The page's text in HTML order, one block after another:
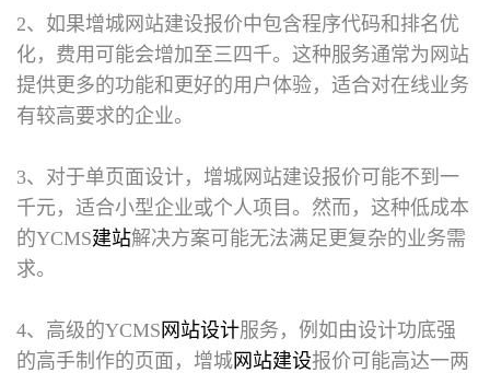
2、如果增城网站建设报价中包含程序代码和排名优
化，费用可能会增加至三四千。这种服务通常为网站
提供更多的功能和更好的用户体验，适合对在线业务
有较高要求的企业。
3、对于单页面设计，增城网站建设报价可能不到一
千元，适合小型企业或个人项目。然而，这种低成本
的YCMS建站解决方案可能无法满足更复杂的业务需
求。
4、高级的YCMS 网站设计服务，例如由设计功底强
的高手制作的页面，增城网站建设报价可能高达一两